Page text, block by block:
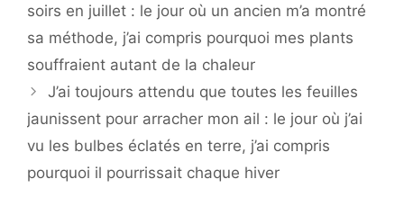
soirs en juillet : le jour où un ancien m’a montré
sa méthode, j’ai compris pourquoi mes plants
souffraient autant de la chaleur
J’ai toujours attendu que toutes les feuilles
jaunissent pour arracher mon ail : le jour où j’ai
vu les bulbes éclatés en terre, j’ai compris
pourquoi il pourrissait chaque hiver